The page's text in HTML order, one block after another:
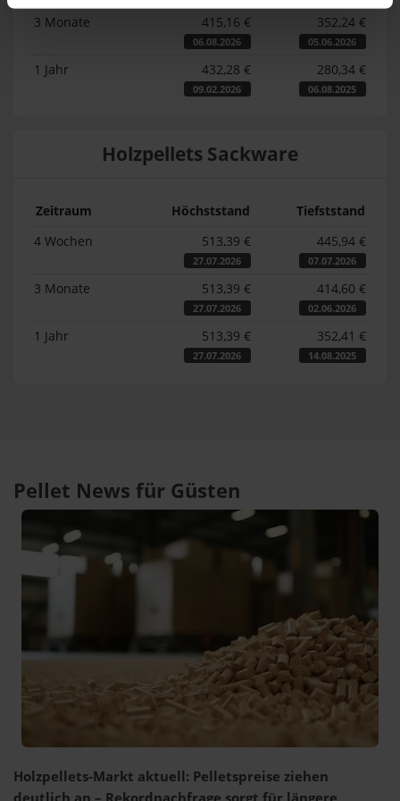
3 Monate 415,16 €
06.08.2026
352,24 €
05.06.2026
1 Jahr 432,28 €
09.02.2026
280,34 €
06.08.2025
Holzpellets Sackware
Zeitraum Höchststand
Tiefststand
4 Wochen
513,39 €
27.07.2026
445,94 €
07.07.2026
3 Monate 513,39 €
27.07.2026
414,60 €
02.06.2026
1 Jahr 513,39 €
27.07.2026
352,41 €
14.08.2025
Pellet News für Güsten
Holzpellets-Markt aktuell: Pelletspreise ziehen